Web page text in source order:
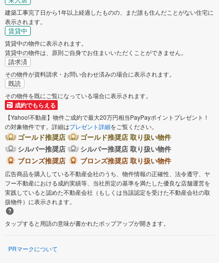
建築工事完了日から1年以上経過したものの、まだ誰も住んだことがない住宅に
表示されます。
賃貸中
賃貸中の物件に表示されます。
賃貸中の物件は、原則ご自身でお住まいいただくことができません。
請求済
その物件が資料請求・お問い合わせ済みの場合に表示されます。
既読
その物件を既にご覧になっている場合に表示されます。
成約でもらえる
【Yahoo!不動産】物件ご成約で最大20万円相当PayPayポイントプレゼント！
の対象物件です。詳細はプレゼント詳細をご覧ください。
ゴールド推奨店
ゴールド推奨店 取り扱い物件
シルバー推奨店
シルバー推奨店 取り扱い物件
ブロンズ推奨店
ブロンズ推奨店 取り扱い物件
広告商品を購入している不動産会社のうち、物件情報の正確性、法令遵守、ヤ
フー不動産における成約実績等、当社所定の基準を満たした優良な店舗運営を
実践していると認めた不動産会社（もしくは当該認定を受けた不動産会社の取
扱物件）に表示されます。
タップすると用語の意味が書かれたポップアップが開きます。
PRマークについて